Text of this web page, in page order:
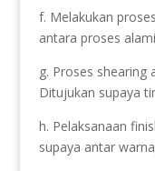
f. Melakukan
antara proses
g. Proses shearing
Ditujukan supaya
h. Pelaksanaan
supaya antar